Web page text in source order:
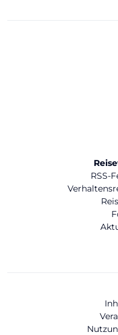
RSS-